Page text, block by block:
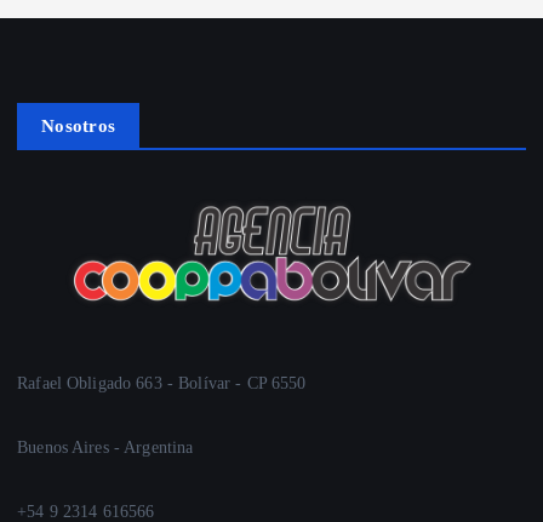
Nosotros
Rafael Obligado 663 - Bolívar - CP 6550
Buenos Aires - Argentina
+54 9 2314 616566